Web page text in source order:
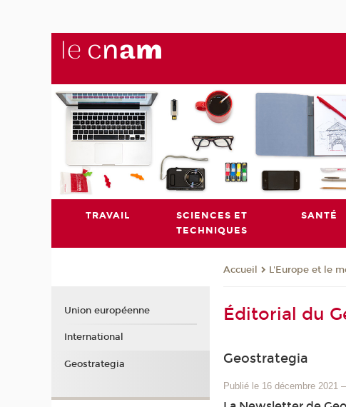
TRAVAIL
SCIENCES ET
TECHNIQUES
SANTÉ
Accueil L'Europe et le
Éditorial du
Geostrategia
Publié le 16 décembre 2021 –
Union européenne
International
Geostrategia